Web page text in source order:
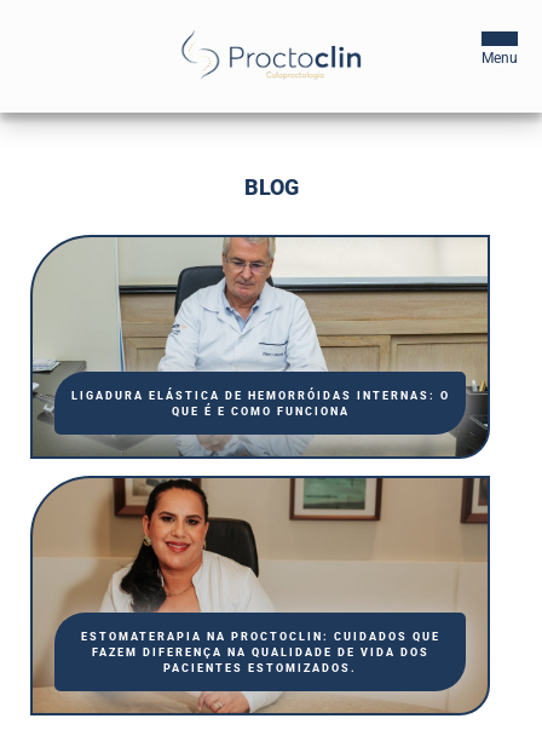
Início
A Clínica
Profissionais
Centros de Tratamento
Blog
Agende sua Consulta
BLOG
LIGADURA ELÁSTICA DE HEMORRÓIDAS INTERNAS: O
QUE É E COMO FUNCIONA
ESTOMATERAPIA NA PROCTOCLIN: CUIDADOS QUE
FAZEM DIFERENÇA NA QUALIDADE DE VIDA DOS
PACIENTES ESTOMIZADOS.